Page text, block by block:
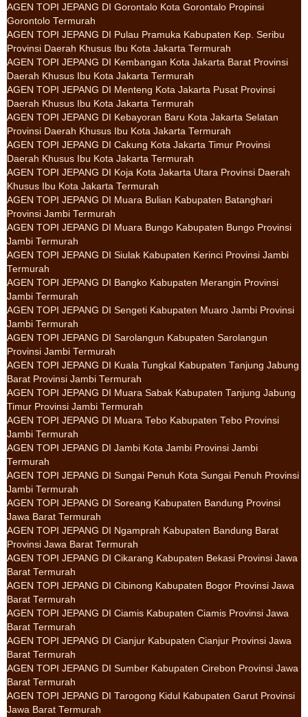
AGEN TOPI JEPANG DI Gorontalo Kota Gorontalo Propinsi
Gorontolo Termurah
AGEN TOPI JEPANG DI Pulau Pramuka Kabupaten Kep. Seribu
Provinsi Daerah Khusus Ibu Kota Jakarta Termurah
AGEN TOPI JEPANG DI Kembangan Kota Jakarta Barat Provinsi
Daerah Khusus Ibu Kota Jakarta Termurah
AGEN TOPI JEPANG DI Menteng Kota Jakarta Pusat Provinsi
Daerah Khusus Ibu Kota Jakarta Termurah
AGEN TOPI JEPANG DI Kebayoran Baru Kota Jakarta Selatan
Provinsi Daerah Khusus Ibu Kota Jakarta Termurah
AGEN TOPI JEPANG DI Cakung Kota Jakarta Timur Provinsi
Daerah Khusus Ibu Kota Jakarta Termurah
AGEN TOPI JEPANG DI Koja Kota Jakarta Utara Provinsi Daerah
Khusus Ibu Kota Jakarta Termurah
AGEN TOPI JEPANG DI Muara Bulian Kabupaten Batanghari
Provinsi Jambi Termurah
AGEN TOPI JEPANG DI Muara Bungo Kabupaten Bungo Provinsi
Jambi Termurah
AGEN TOPI JEPANG DI Siulak Kabupaten Kerinci Provinsi Jambi
Termurah
AGEN TOPI JEPANG DI Bangko Kabupaten Merangin Provinsi
Jambi Termurah
AGEN TOPI JEPANG DI Sengeti Kabupaten Muaro Jambi Provinsi
Jambi Termurah
AGEN TOPI JEPANG DI Sarolangun Kabupaten Sarolangun
Provinsi Jambi Termurah
AGEN TOPI JEPANG DI Kuala Tungkal Kabupaten Tanjung Jabung
Barat Provinsi Jambi Termurah
AGEN TOPI JEPANG DI Muara Sabak Kabupaten Tanjung Jabung
Timur Provinsi Jambi Termurah
AGEN TOPI JEPANG DI Muara Tebo Kabupaten Tebo Provinsi
Jambi Termurah
AGEN TOPI JEPANG DI Jambi Kota Jambi Provinsi Jambi
Termurah
AGEN TOPI JEPANG DI Sungai Penuh Kota Sungai Penuh Provinsi
Jambi Termurah
AGEN TOPI JEPANG DI Soreang Kabupaten Bandung Provinsi
Jawa Barat Termurah
AGEN TOPI JEPANG DI Ngamprah Kabupaten Bandung Barat
Provinsi Jawa Barat Termurah
AGEN TOPI JEPANG DI Cikarang Kabupaten Bekasi Provinsi Jawa
Barat Termurah
AGEN TOPI JEPANG DI Cibinong Kabupaten Bogor Provinsi Jawa
Barat Termurah
AGEN TOPI JEPANG DI Ciamis Kabupaten Ciamis Provinsi Jawa
Barat Termurah
AGEN TOPI JEPANG DI Cianjur Kabupaten Cianjur Provinsi Jawa
Barat Termurah
AGEN TOPI JEPANG DI Sumber Kabupaten Cirebon Provinsi Jawa
Barat Termurah
AGEN TOPI JEPANG DI Tarogong Kidul Kabupaten Garut Provinsi
Jawa Barat Termurah